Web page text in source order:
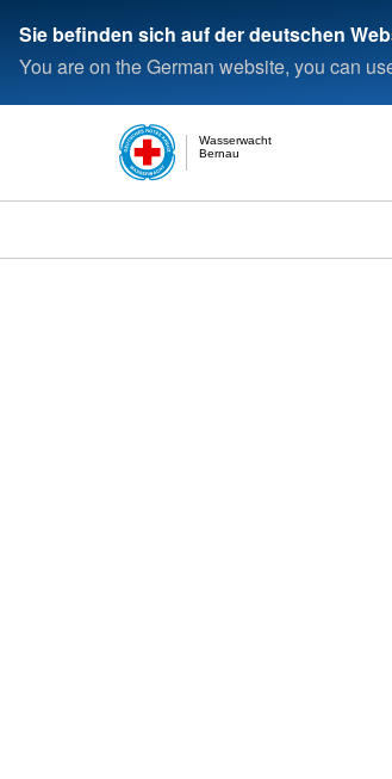
Sie befinden sich auf der deutschen
You are on the German website, you can
Bernau
Wasserwacht